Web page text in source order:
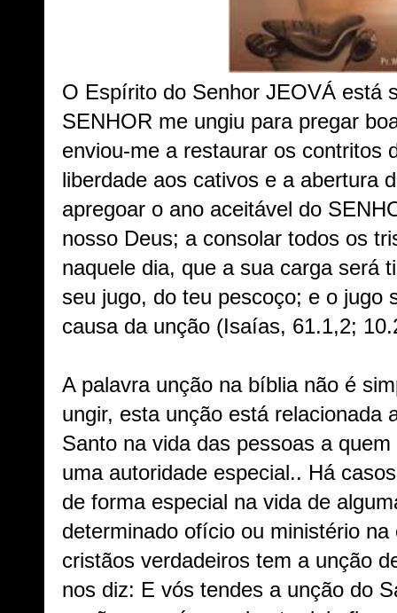
O Espírito do Senhor JEOVÁ está
SENHOR me ungiu para pregar
enviou-me a restaurar os contritos
liberdade aos cativos e a abertura
apregoar o ano aceitável do
nosso Deus; a consolar todos os
naquele dia, que a sua carga será
seu jugo, do teu pescoço; e o jugo
causa da unção (Isaías, 61.1,2;
A palavra unção na bíblia não é
ungir, esta unção está relacionada
Santo na vida das pessoas a
uma autoridade especial.. Há
de forma especial na vida de
determinado ofício ou ministério
cristãos verdadeiros tem a unção
nos diz: E vós tendes a unção do